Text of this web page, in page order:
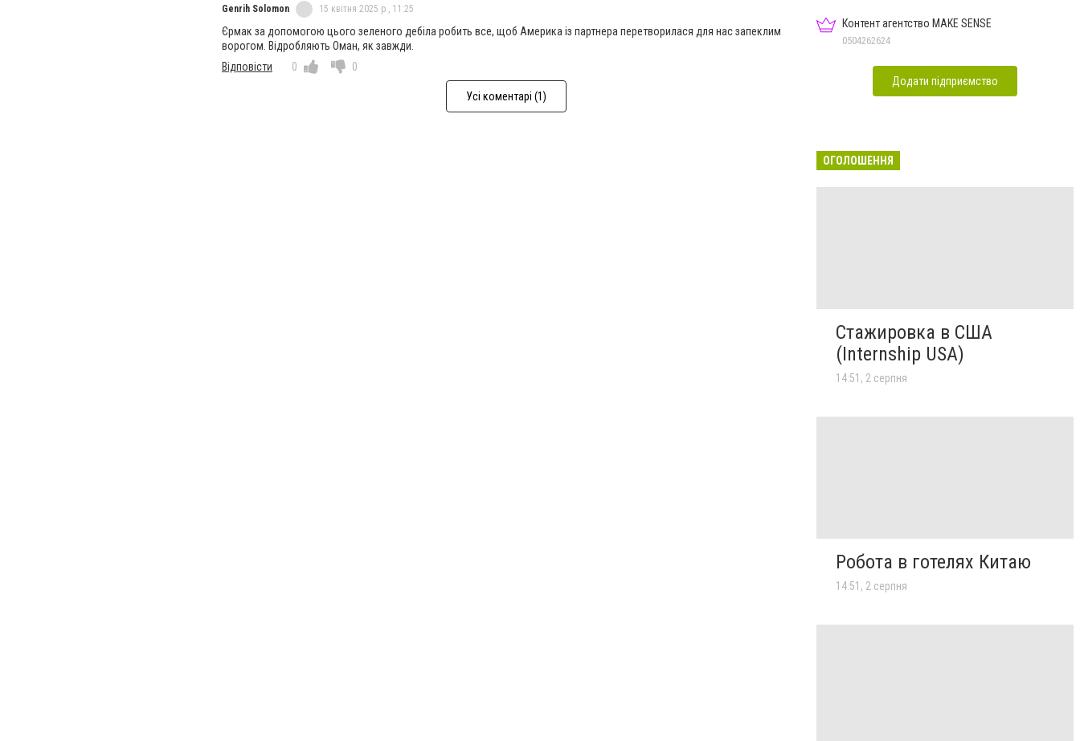
Genrih Solomon 15 квітня 2025 р., 11:25
Єрмак за допомогою цього зеленого дебіла робить все, щоб Америка із партнера перетворилася для нас запеклим
ворогом. Відробляють Оман, як завжди.
Відповісти
0 0
Усі коментарі (1)
Контент агентство MAKE SENSE
0504262624
Додати підприємство
ОГОЛОШЕННЯ
Стажировка в США
(Internship USA)
14:51, 2 серпня
Робота в готелях Китаю
14:51, 2 серпня